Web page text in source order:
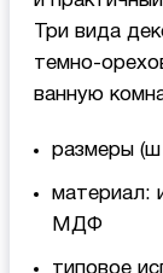
Три вида
темно-
ванную
размеры (ш
материал:
МДФ
типовое